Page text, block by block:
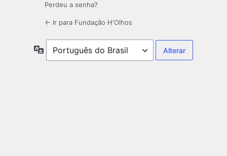
Perdeu a senha?
← Ir para Fundação H'Olhos
Idioma